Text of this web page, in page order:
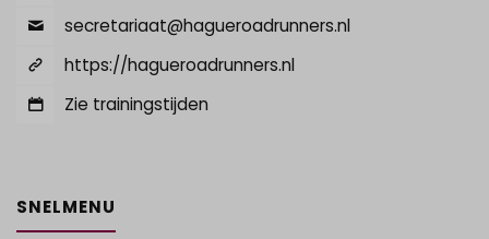
secretariaat@hagueroadrunners.nl
https://hagueroadrunners.nl
Zie trainingstijden
SNELMENU